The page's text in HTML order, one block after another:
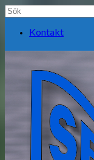
Search
Kontakt